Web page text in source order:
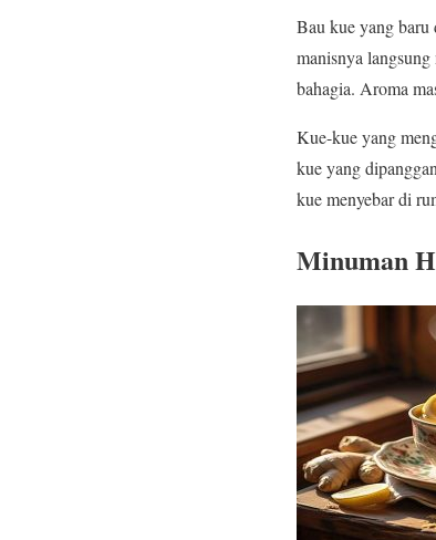
Bau kue yang baru
manisnya
bahagia. Aroma
Kue-kue yang
kue yang
kue menyebar di
Minuman